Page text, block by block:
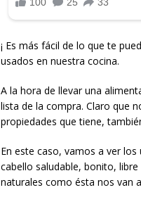
¡ Es más fácil de lo que te
usados en nuestra cocina.
A la hora de llevar una
lista de la compra. Claro que
propiedades que tiene,
En este caso, vamos a ver
cabello saludable, bonito,
naturales como ésta nos van